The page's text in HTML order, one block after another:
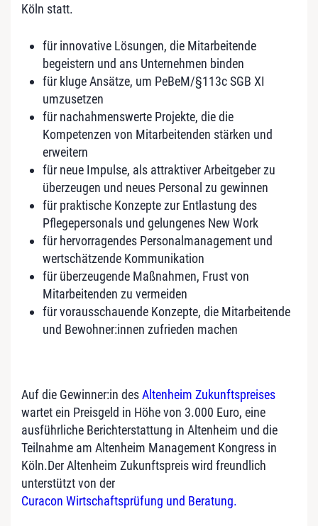
Köln statt.
für innovative Lösungen, die Mitarbeitende
begeistern und ans Unternehmen binden
für kluge Ansätze, um PeBeM/§113c SGB XI
umzusetzen
für nachahmenswerte Projekte, die die
Kompetenzen von Mitarbeitenden stärken und
erweitern
für neue Impulse, als attraktiver Arbeitgeber zu
überzeugen und neues Personal zu gewinnen
für praktische Konzepte zur Entlastung des
Pflegepersonals und gelungenes New Work
für hervorragendes Personalmanagement und
wertschätzende Kommunikation
für überzeugende Maßnahmen, Frust von
Mitarbeitenden zu vermeiden
für vorausschauende Konzepte, die Mitarbeitende
und Bewohner:innen zufrieden machen
Auf die Gewinner:in desAltenheim Zukunftspreises
wartet ein Preisgeld in Höhe von 3.000 Euro, eine
ausführliche Berichterstattung in Altenheim und die
Teilnahme am Altenheim Management Kongress in
Köln.Der Altenheim Zukunftspreis wird freundlich
unterstützt von der
Curacon Wirtschaftsprüfung und Beratung.